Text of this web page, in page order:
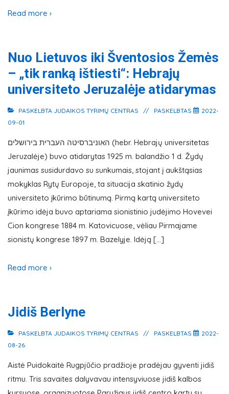
Read more ›
Nuo Lietuvos iki Šventosios Žemės
– „tik ranką ištiesti“: Hebrajų
universiteto Jeruzalėje atidarymas
PASKELBTA JUDAIKOS TYRIMŲ CENTRAS PASKELBTAS
2022-
09-01
האוניברסיטה העברית בירושלים (hebr. Hebrajų universitetas
Jeruzalėje‏‎) buvo atidarytas 1925 m. balandžio 1 d. Žydų
jaunimas susidurdavo su sunkumais, stojant į aukštąsias
mokyklas Rytų Europoje, ta situacija skatinio žydų
universiteto įkūrimo būtinumą. Pirmą kartą universiteto
įkūrimo idėja buvo aptariama sionistinio judėjimo Hovevei
Cion kongrese 1884 m. Katovicuose, vėliau Pirmajame
sionistų kongrese 1897 m. Bazelyje. Idėją […]
Read more ›
Jidiš Berlyne
PASKELBTA JUDAIKOS TYRIMŲ CENTRAS PASKELBTAS
2022-
08-26
Aistė Puidokaitė Rugpjūčio pradžioje pradėjau gyventi jidiš
ritmu. Tris savaites dalyvavau intensyviuose jidiš kalbos